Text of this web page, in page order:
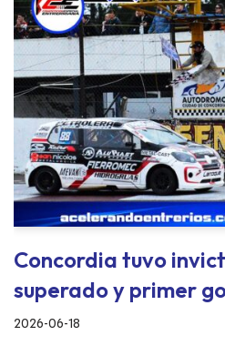
Concordia tuvo
superado y primer
2026-06-18